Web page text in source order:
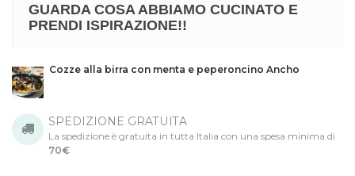
GUARDA COSA ABBIAMO CUCINATO E
PRENDI ISPIRAZIONE!!
Cozze alla birra con menta e peperoncino Ancho
SPEDIZIONE GRATUITA
La spedizione è gratuita in tutta Italia con una spesa minima di
70€